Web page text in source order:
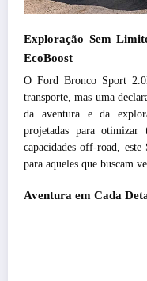
Exploração Sem
EcoBoost
O Ford Bronco Sport
transporte, mas uma
da aventura e da
projetadas para otimizar
capacidades off-road,
para aqueles que buscam
Aventura em Cada